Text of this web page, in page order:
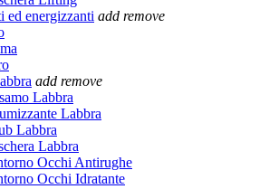
ed energizzanti add remove
add remove
Labbra
Labbra
Labbra
Labbra
Occhi Antirughe
Occhi Idratante